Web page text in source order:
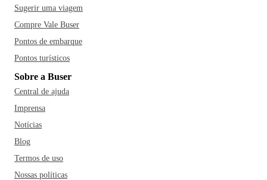
Sugerir uma viagem
Compre Vale Buser
Pontos de embarque
Pontos turísticos
Sobre a Buser
Central de ajuda
Imprensa
Notícias
Blog
Termos de uso
Nossas políticas